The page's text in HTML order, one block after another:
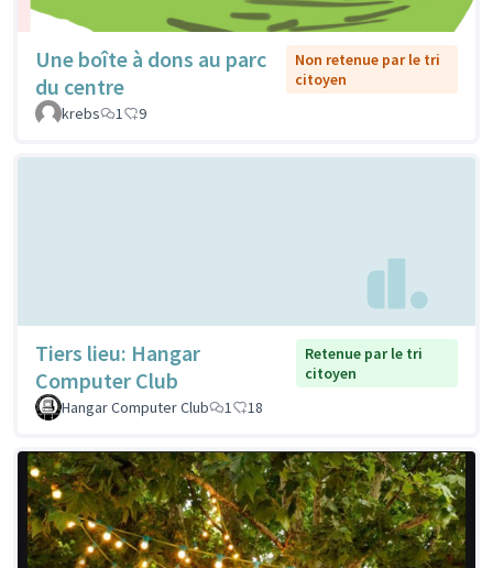
Une boîte à dons au parc
du centre
Non retenue par le tri
citoyen
krebs
1 9
Tiers lieu: Hangar
Computer Club
Retenue par le tri
citoyen
Hangar Computer Club
1 18